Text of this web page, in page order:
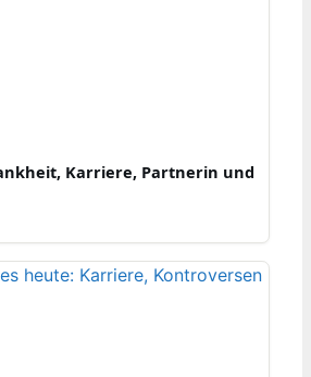
Karriere, Partnerin und